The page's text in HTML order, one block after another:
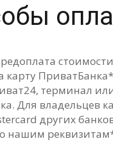
стоимости
карту
терминал
Для владельцев
других
нашим